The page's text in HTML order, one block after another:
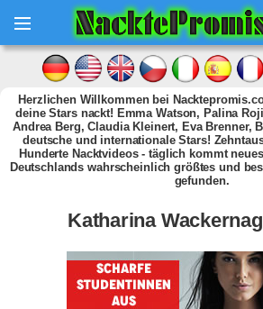
Herzlichen Willkommen bei
deine Stars nackt! Emma Watson, Palina
Andrea Berg, Claudia Kleinert, Eva Brenner,
deutsche und internationale Stars!
Hunderte Nacktvideos - täglich kommt
Deutschlands wahrscheinlich größtes und
gefunden.
Katharina